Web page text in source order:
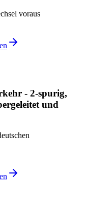
voraus
- 2-spurig,
und